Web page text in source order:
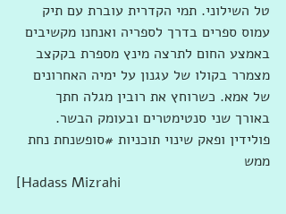
טל השילוני. תמי הקדרית עוברת עם תיק
עמוס ספרים בדרך לספריה ואנחנו מקשיבים
באמצע החום לתרצה מינץ מספרת בקקצב
מצמרר בקולו של עגנון על ימיה האחרונים
של אמא. כשרוחץ את רובין מגלה חתך
באורך שני סנטימטרים ובעומק הבשר.
פולידין ופאק שינוי תוכניות ‫#‏סופשנחת‬ נחת
ממש
[Hadass Mizrahi